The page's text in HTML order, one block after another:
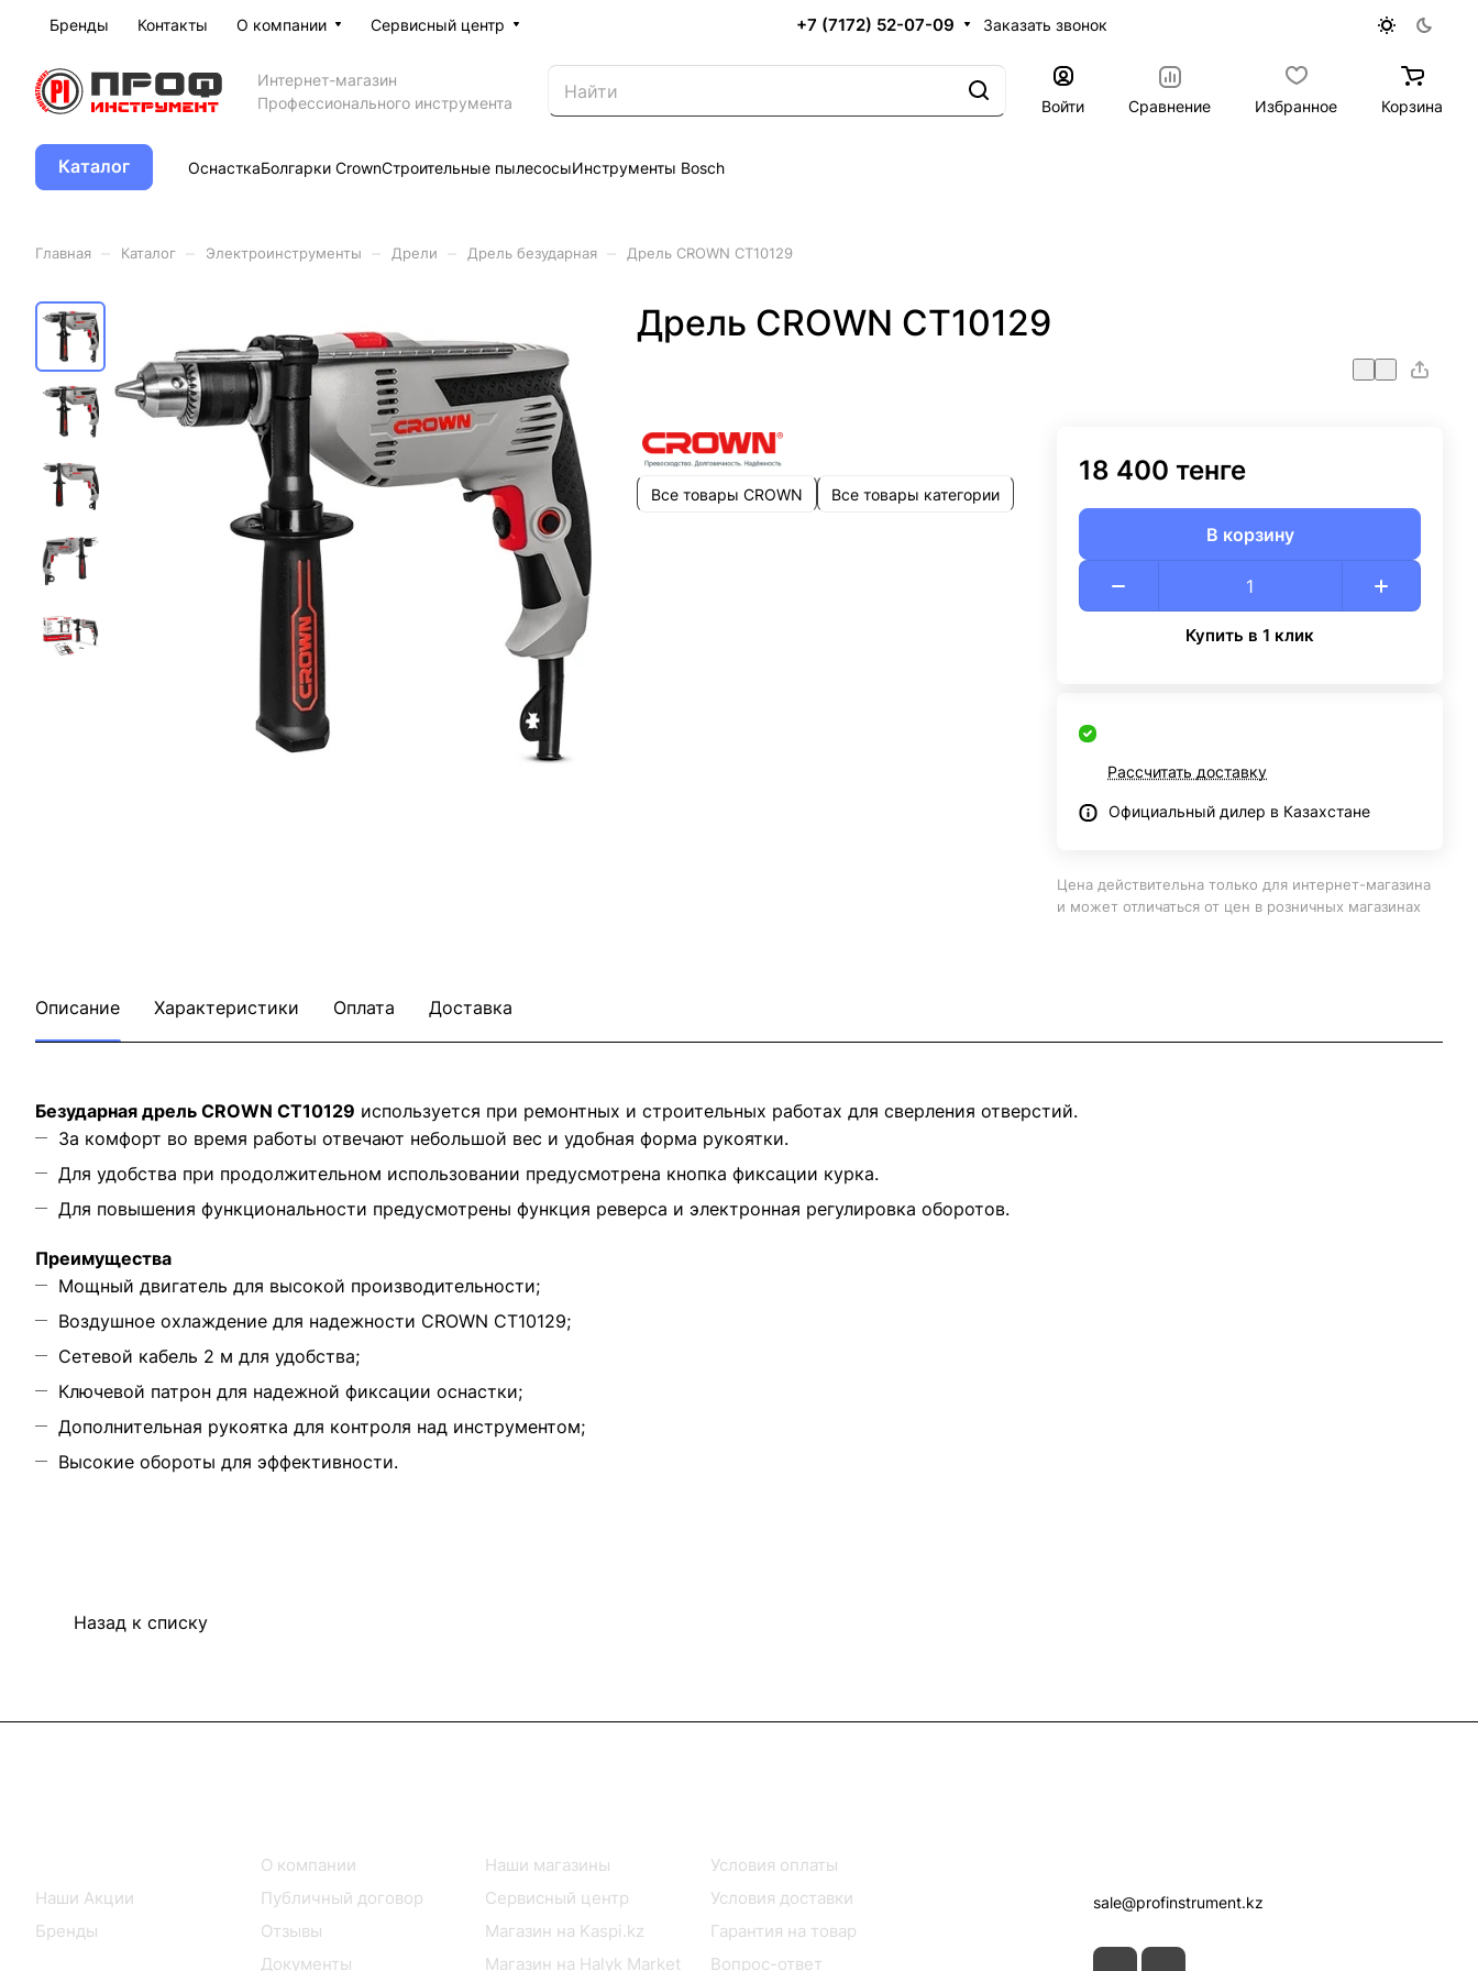
Бренды Контакты О компании Сервисный центр +7 (7172) 52-07-09 Заказать звонок
Интернет-магазин
Профессионального инструмента
Войти Сравнение Избранное Корзина
Каталог ОснасткаБолгарки CrownСтроительные пылесосыИнструменты Bosch
Главная Каталог Электроинструменты Дрели Дрель безударная Дрель CROWN CT10129
Дрель CROWN CT10129
Все товары CROWN Все товары категории
18 400 тенге
В корзину
Купить в 1 клик
Рассчитать доставку
Официальный дилер в Казахстане
Цена действительна только для интернет-магазина
и может отличаться от цен в розничных магазинах
Описание Характеристики Оплата Доставка
Безударная дрель CROWN CT10129 используется при ремонтных и строительных работах для сверления отверстий.
За комфорт во время работы отвечают небольшой вес и удобная форма рукоятки.
Для удобства при продолжительном использовании предусмотрена кнопка фиксации курка.
Для повышения функциональности предусмотрены функция реверса и электронная регулировка оборотов.
Преимущества
Мощный двигатель для высокой производительности;
Воздушное охлаждение для надежности CROWN CT10129;
Сетевой кабель 2 м для удобства;
Ключевой патрон для надежной фиксации оснастки;
Дополнительная рукоятка для контроля над инструментом;
Высокие обороты для эффективности.
Назад к списку
Наши Акции
Бренды
О компании
Публичный договор
Отзывы
Документы
Наши магазины
Сервисный центр
Магазин на Kaspi.kz
Магазин на Halyk Market
Условия оплаты
Условия доставки
Гарантия на товар
Вопрос-ответ
sale@profinstrument.kz